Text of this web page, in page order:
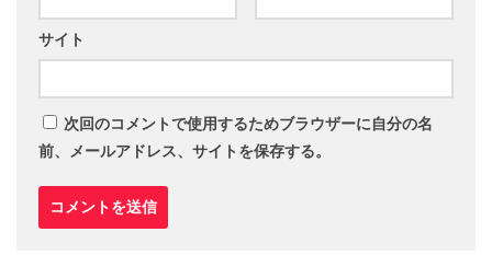
サイト
次回のコメントで使用するためブラウザーに自分の名
前、メールアドレス、サイトを保存する。